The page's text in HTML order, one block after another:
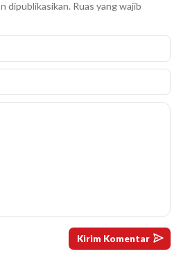
dipublikasikan. Ruas yang wajib